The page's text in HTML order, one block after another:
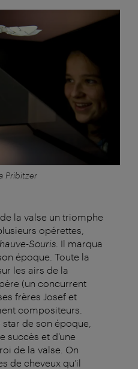
Pribitzer
la valse un triomphe
opérettes,
Souris . Il marqua
époque. Toute la
les airs de la
(un concurrent
frères Josef et
compositeurs.
star de son époque,
succès et d’une
de la valse. On
de cheveux qu’il